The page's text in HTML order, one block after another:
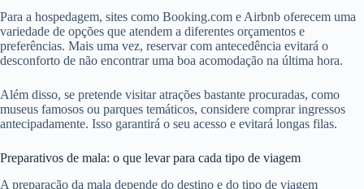
Para a hospedagem, sites como Booking.com e Airbnb oferecem uma
variedade de opções que atendem a diferentes orçamentos e
preferências. Mais uma vez, reservar com antecedência evitará o
desconforto de não encontrar uma boa acomodação na última hora.
Além disso, se pretende visitar atrações bastante procuradas, como
museus famosos ou parques temáticos, considere comprar ingressos
antecipadamente. Isso garantirá o seu acesso e evitará longas filas.
Preparativos de mala: o que levar para cada tipo de viagem
A preparação da mala depende do destino e do tipo de viagem